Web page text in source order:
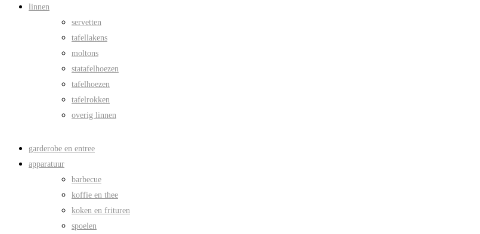
linnen
servetten
tafellakens
moltons
statafelhoezen
tafelhoezen
tafelrokken
overig linnen
garderobe en entree
apparatuur
barbecue
koffie en thee
koken en frituren
spoelen